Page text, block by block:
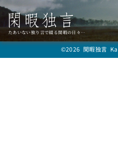
コ
テ
ン
ツ
たあいない独り言で綴る閑暇の日々…
©2026 閑暇独言